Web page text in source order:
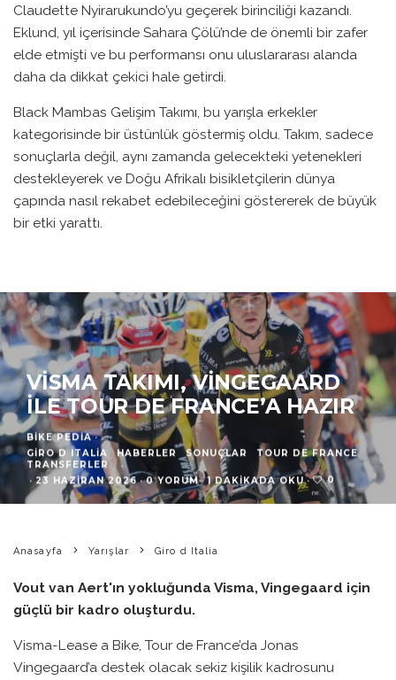
Claudette Nyirarukundo’yu geçerek birinciliği kazandı.
Eklund, yıl içerisinde Sahara Çölü’nde de önemli bir zafer
elde etmişti ve bu performansı onu uluslararası alanda
daha da dikkat çekici hale getirdi.
Black Mambas Gelişim Takımı, bu yarışla erkekler
kategorisinde bir üstünlük göstermiş oldu. Takım, sadece
sonuçlarla değil, aynı zamanda gelecekteki yetenekleri
destekleyerek ve Doğu Afrikalı bisikletçilerin dünya
çapında nasıl rekabet edebileceğini göstererek de büyük
bir etki yarattı.
VISMA TAKIMI, VINGEGAARD
İLE TOUR DE FRANCE’A HAZIR
BIKE PEDIA ·
GIRO D ITALIA
HABERLER SONUÇLAR
TOUR DE FRANCE
TRANSFERLER
· 23 HAZIRAN 2026 · 0 YORUM · 1 DAKIKADA OKU · 0
Anasayfa Yarışlar Giro d Italia
Vout van Aert'ın yokluğunda Visma, Vingegaard için
güçlü bir kadro oluşturdu.
Visma-Lease a Bike, Tour de France’da Jonas
Vingegaard’a destek olacak sekiz kişilik kadrosunu